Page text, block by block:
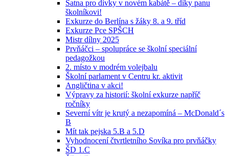
Šatna pro dívky v novém kabátě – díky panu
školníkovi!
Exkurze do Berlína s žáky 8. a 9. tříd
Exkurze Pce SPŠCH
Mistr dílny 2025
Prvňáčci – spolupráce se školní speciální
pedagožkou
2. místo v modrém volejbalu
Školní parlament v Centru kr. aktivit
Angličtina v akci!
Výpravy za historií: školní exkurze napříč
ročníky
Severní vítr je krutý a nezapomíná – McDonald´s
B
Mít tak pejska 5.B a 5.D
Vyhodnocení čtvrtletního Sovíka pro prvňáčky
ŠD 1.C